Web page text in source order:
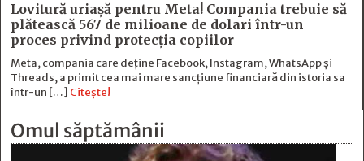
Lovitură uriașă pentru Meta! Compania trebuie să
plătească 567 de milioane de dolari într-un
proces privind protecția copiilor
Meta, compania care deține Facebook, Instagram, WhatsApp și
Threads, a primit cea mai mare sancțiune financiară din istoria sa
într-un […] Citește!
Omul săptămânii